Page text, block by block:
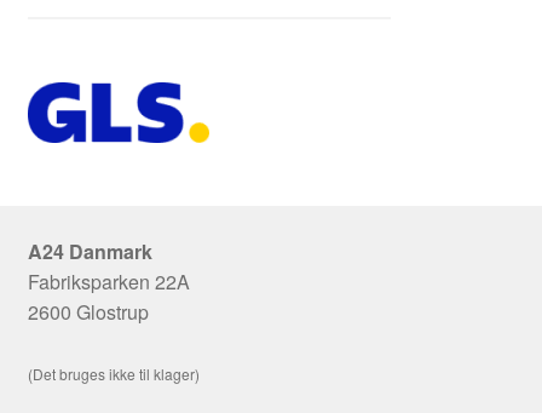
A24 Danmark
Fabriksparken 22A
2600 Glostrup
(Det bruges ikke til klager)